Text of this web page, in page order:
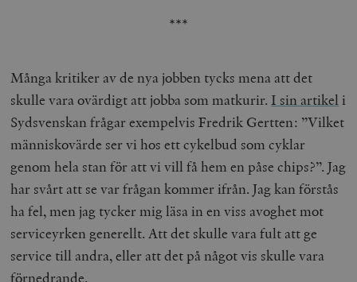
***
Många kritiker av de nya jobben tycks mena att det
skulle vara ovärdigt att jobba som matkurir. I sin artikeli
Sydsvenskan frågar exempelvis Fredrik Gertten: ”Vilket
människovärde ser vi hos ett cykelbud som cyklar
genom hela stan för att vi vill få hem en påse chips?”. Jag
har svårt att se var frågan kommer ifrån. Jag kan förstås
ha fel, men jag tycker mig läsa in en viss avoghet mot
serviceyrken generellt. Att det skulle vara fult att ge
service till andra, eller att det på något vis skulle vara
förnedrande.